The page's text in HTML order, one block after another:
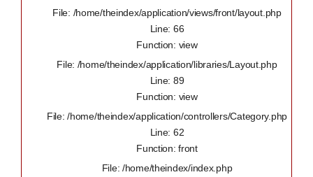
File: /home/theindex/application/views/front/layout.php
Line: 66
Function: view
File: /home/theindex/application/libraries/Layout.php
Line: 89
Function: view
File: /home/theindex/application/controllers/Category.php
Line: 62
Function: front
File: /home/theindex/index.php